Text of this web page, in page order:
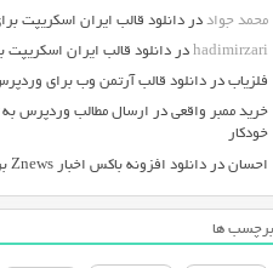
محمد جواد در دانلود قالب ایران اسکریپت
hadimirzari در دانلود قالب ایران
فلزیاب در دانلود قالب آرتمن وب برای
خرید ممبر واقعی در ارسال مطالب وردپرس
خودکار
احسان در دانلود افزونه باکس اخبار Znews برای وردپرس
برچسب ها